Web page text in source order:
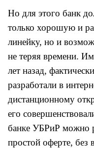
Но для этого банк
только хорошую и
линейку, но и
не теряя времени.
лет назад,
разработали в
дистанционному
его
банке УБРиР можно
простой оферте, без